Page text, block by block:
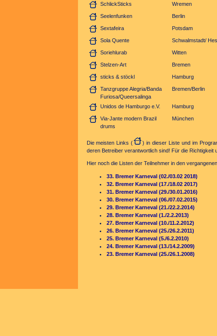
SchlickSticks Wremen
Seelenfunken Berlin
Sextafeira Potsdam
Sola Quente Schwalmstadt/
Soriehlurab Witten
Stelzen-Art Bremen
sticks & stöckl Hamburg
Tanzgruppe Alegria/Banda
Furiosa/Queersalinga
Bremen/Berlin
Unidos de Hamburgo e.V. Hamburg
Via-Jante modern Brazil
drums
München
Die meisten Links (
) in dieser Liste und im
deren Betreiber verantwortlich sind! Für die Richtigkeit
Hier noch die Listen der Teilnehmer in den
33. Bremer Karneval (02./03.02 2018)
32. Bremer Karneval (17./18.02 2017)
31. Bremer Karneval (29./30.01.2016)
30. Bremer Karneval (06./07.02.2015)
29. Bremer Karneval (21./22.2.2014)
28. Bremer Karneval (1./2.2.2013)
27. Bremer Karneval (10./11.2.2012)
26. Bremer Karneval (25./26.2.2011)
25. Bremer Karneval (5./6.2.2010)
24. Bremer Karneval (13./14.2.2009)
23. Bremer Karneval (25./26.1.2008)